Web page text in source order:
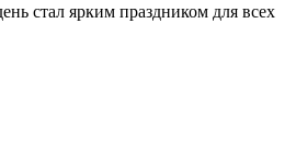
стал ярким праздником для всех